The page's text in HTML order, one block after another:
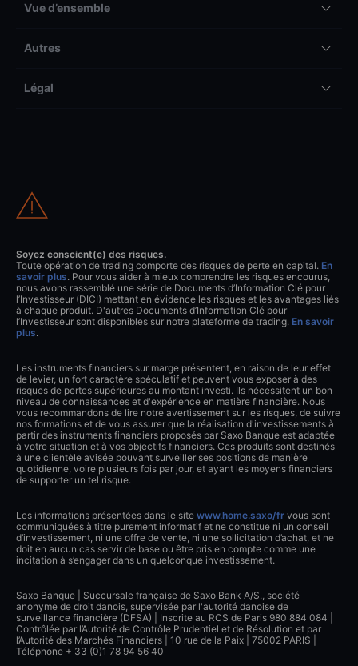
Vue d’ensemble
Autres
Légal
Soyez conscient(e) des risques.
Toute opération de trading comporte des risques de perte en capital. En
savoir plus. Pour vous aider à mieux comprendre les risques encourus,
nous avons rassemblé une série de Documents d’Information Clé pour
l’Investisseur (DICI) mettant en évidence les risques et les avantages liés
à chaque produit. D'autres Documents d’Information Clé pour
l’Investisseur sont disponibles sur notre plateforme de trading. En savoir
plus.
Les instruments financiers sur marge présentent, en raison de leur effet
de levier, un fort caractère spéculatif et peuvent vous exposer à des
risques de pertes supérieures au montant investi. Ils nécessitent un bon
niveau de connaissances et d'expérience en matière financière. Nous
vous recommandons de lire notre avertissement sur les risques, de suivre
nos formations et de vous assurer que la réalisation d'investissements à
partir des instruments financiers proposés par Saxo Banque est adaptée
à votre situation et à vos objectifs financiers. Ces produits sont destinés
à une clientèle avisée pouvant surveiller ses positions de manière
quotidienne, voire plusieurs fois par jour, et ayant les moyens financiers
de supporter un tel risque.
Les informations présentées dans le site www.home.saxo/fr vous sont
communiquées à titre purement informatif et ne constitue ni un conseil
d’investissement, ni une offre de vente, ni une sollicitation d’achat, et ne
doit en aucun cas servir de base ou être pris en compte comme une
incitation à s’engager dans un quelconque investissement.
Saxo Banque | Succursale française de Saxo Bank A/S., société
anonyme de droit danois, supervisée par l'autorité danoise de
surveillance financière (DFSA) | Inscrite au RCS de Paris 980 884 084 |
Contrôlée par l’Autorité de Contrôle Prudentiel et de Résolution et par
l’Autorité des Marchés Financiers | 10 rue de la Paix | 75002 PARIS |
Téléphone + 33 (0)1 78 94 56 40